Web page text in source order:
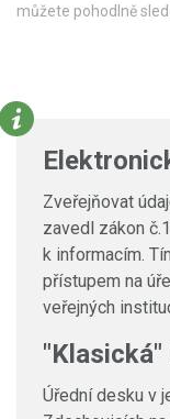
můžete pohodlně
Zveřejňovat
zavedl zákon
k informacím.
přístupem na
veřejných
Úřední desku v